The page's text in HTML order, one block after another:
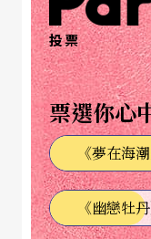
外景完成後，便
便先要去見高層
擔心起來，當時
節目總監和監製
我在他們眼中是
在車上，我一臉
什麼事情，於是
投票
票選你心
《夢在海
《幽戀牡丹